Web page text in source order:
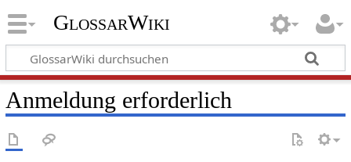
GlossarWiki
Anmeldung erforderlich